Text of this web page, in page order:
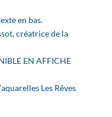
en bas.
créatrice de la
EN AFFICHE
Les Rêves